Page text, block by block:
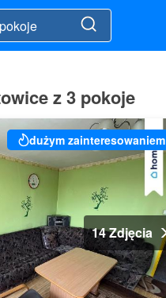
z 3 pokoje
dużym zainteresowaniem
14 Zdjęcia